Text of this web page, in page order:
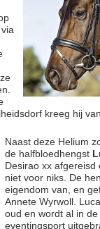
kreeg hij
Naast deze Helium
de halfbloedhengst
Desirao xx afgereisd
niet voor niks. De
eigendom van, en
Annete Wyrwoll.
oud en wordt al in de
eventingsport